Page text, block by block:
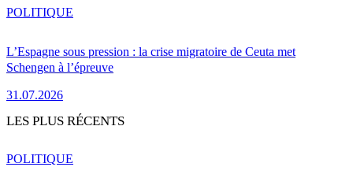
L’Espagne sous pression : la crise migratoire de Ceuta met
Schengen à l’épreuve
31.07.2026
POLITIQUE
LES PLUS RÉCENTS
POLITIQUE